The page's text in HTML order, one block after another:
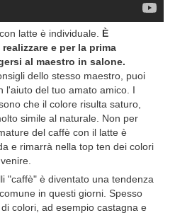
latte è individuale. È
e per la prima
al maestro in salone.
dello stesso maestro, puoi
l'aiuto del tuo amato amico. I
che il colore risulta saturo,
simile al naturale. Non per
del caffè con il latte è
e rimarrà nella top ten dei colori
"caffè" è diventato una tendenza
in questi giorni. Spesso
colori, ad esempio castagna e